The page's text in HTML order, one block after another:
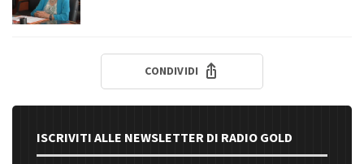
CONDIVIDI
ISCRIVITI ALLE NEWSLETTER DI RADIO GOLD